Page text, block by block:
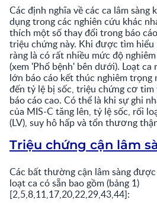
Các định nghĩa về các ca lâm sàng
dụng trong các nghiên cứu khác
thích một số thay đổi trong báo
triệu chứng này. Khi được tìm
ràng là có rất nhiều mức độ
(xem 'Phổ bệnh' bên dưới). Loạt ca
lớn báo cáo kết thúc nghiêm trọng
đến tỷ lệ bị sốc, triệu chứng cơ tim
báo cáo cao. Có thể là khi sự ghi
của MIS-C tăng lên, tỷ lệ sốc, rối
(LV), suy hô hấp và tổn thương
Triệu chứng cận lâm
Các bất thường cận lâm sàng
loạt ca có sẵn bao gồm (bảng 1)
[2,5,8,11,17,20,22,29,43,44]: